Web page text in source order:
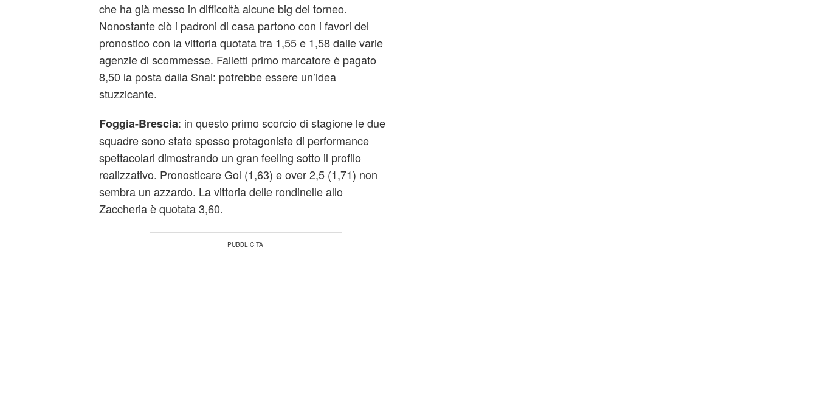
che ha già messo in difficoltà alcune big del torneo.
Nonostante ciò i padroni di casa partono con i favori del
pronostico con la vittoria quotata tra 1,55 e 1,58 dalle varie
agenzie di scommesse. Falletti primo marcatore è pagato
8,50 la posta dalla Snai: potrebbe essere un’idea
stuzzicante.
Foggia-Brescia: in questo primo scorcio di stagione le due
squadre sono state spesso protagoniste di performance
spettacolari dimostrando un gran feeling sotto il profilo
realizzativo. Pronosticare Gol (1,63) e over 2,5 (1,71) non
sembra un azzardo. La vittoria delle rondinelle allo
Zaccheria è quotata 3,60.